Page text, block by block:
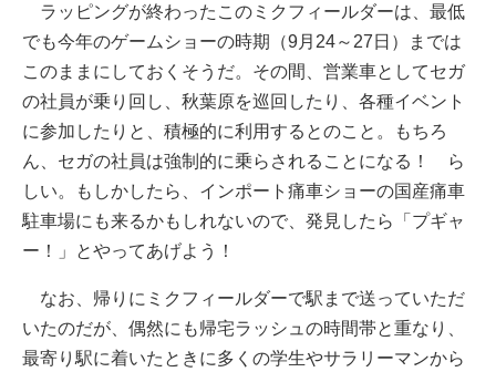
ラッピングが終わったこのミクフィールダーは、最低
でも今年のゲームショーの時期（9月24～27日）までは
このままにしておくそうだ。その間、営業車としてセガ
の社員が乗り回し、秋葉原を巡回したり、各種イベント
に参加したりと、積極的に利用するとのこと。もちろ
ん、セガの社員は強制的に乗らされることになる！ ら
しい。もしかしたら、インポート痛車ショーの国産痛車
駐車場にも来るかもしれないので、発見したら「プギャ
ー！」とやってあげよう！
なお、帰りにミクフィールダーで駅まで送っていただ
いたのだが、偶然にも帰宅ラッシュの時間帯と重なり、
最寄り駅に着いたときに多くの学生やサラリーマンから